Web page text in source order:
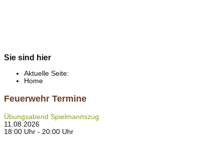
Sie sind hier
Aktuelle Seite:
Home
Feuerwehr Termine
Übungsabend Spielmannszug
11.08.2026
18:00 Uhr - 20:00 Uhr